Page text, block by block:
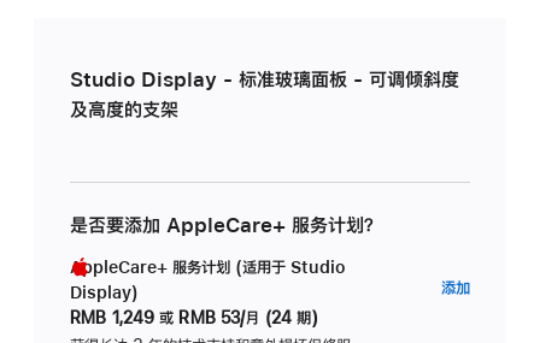
Studio Display - 标准玻璃面板 - 可调倾斜度
及高度的支架
是否要添加 AppleCare+ 服务计划？
AppleCare+ 服务计划 (适用于 Studio
Display)
RMB 1,249 或 RMB 53/月 (24 期)
添加